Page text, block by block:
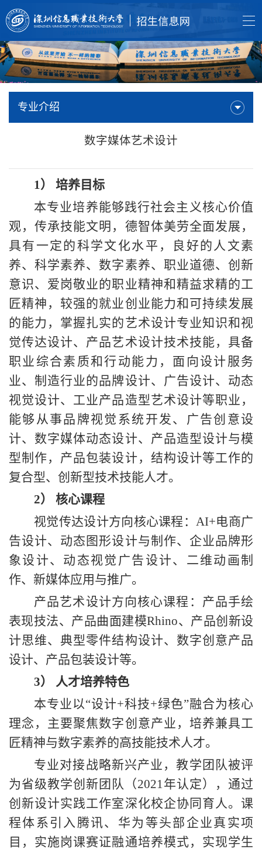
专业介绍
数字媒体艺术设计
1） 培养目标
本专业培养能够践行社会主义核心价值
观，传承技能文明，德智体美劳全面发展，
具有一定的科学文化水平，良好的人文素
养、科学素养、数字素养、职业道德、创新
意识、爱岗敬业的职业精神和精益求精的工
匠精神，较强的就业创业能力和可持续发展
的能力，掌握扎实的艺术设计专业知识和视
觉传达设计、产品艺术设计技术技能，具备
职业综合素质和行动能力，面向设计服务
业、制造行业的品牌设计、广告设计、动态
视觉设计、工业产品造型艺术设计等职业，
能够从事品牌视觉系统开发、广告创意设
计、数字媒体动态设计、产品造型设计与模
型制作，产品包装设计，结构设计等工作的
复合型、创新型技术技能人才。
2） 核心课程
视觉传达设计方向核心课程： AI+电商广
告设计、动态图形设计与制作、企业品牌形
象设计、动态视觉广告设计、二维动画制
作、新媒体应用与推广。
产品艺术设计方向核心课程：产品手绘
表现技法、产品曲面建模Rhino、产品创新设
计思维、典型零件结构设计、数字创意产品
设计、产品包装设计等。
3）
人才培养特色
本专业以“设计+科技+绿色”融合为核心
理念，主要聚焦数字创意产业，培养兼具工
匠精神与数字素养的高技能技术人才。
专业对接战略新兴产业，教学团队被评
为省级教学创新团队（2021年认定），通过
创新设计实践工作室深化校企协同育人。课
程体系引入腾讯、华为等头部企业真实项
目，实施岗课赛证融通培养模式，实现学生